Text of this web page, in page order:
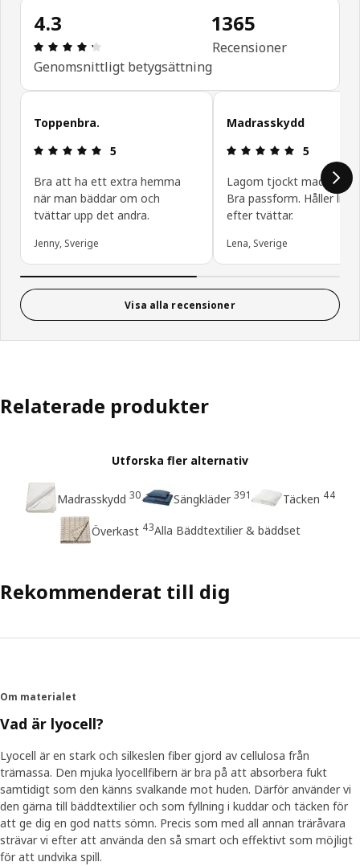
4.3
Recension: 4.3 utav 5 stjärnor. Totalt antal
Genomsnittligt betygsättning
1365
Recensioner
Hoppa över
Toppenbra.
Recension: 5 utav 5 stjärnor.
5
Bra att ha ett extra hemma
när man bäddar om och
tvättar upp det andra.
Jenny, Sverige
Madrasskydd
5
Lagom tjockt
Bra passform. Håller lika
efter tvättar.
Lena, Sverige
Visa alla recensioner
Relaterade produkter
Utforska fler alternativ
Madrasskydd 30 Sängkläder 391 Täcken 44
Överkast 43Alla Bäddtextilier & bäddset
Rekommenderat till dig
Om materialet
Vad är lyocell?
Lyocell är en stark och silkeslen fiber gjord av cellulosa från
trämassa. Den mjuka lyocellfibern är bra på att absorbera fukt
samtidigt som den känns svalkande mot huden. Därför använder vi
den gärna till bäddtextilier och som fyllning i kuddar och täcken för
att ge dig en god natts sömn. Precis som med all annan träråvara
strävar vi efter att använda den så smart och effektivt som möjligt
för att undvika spill.